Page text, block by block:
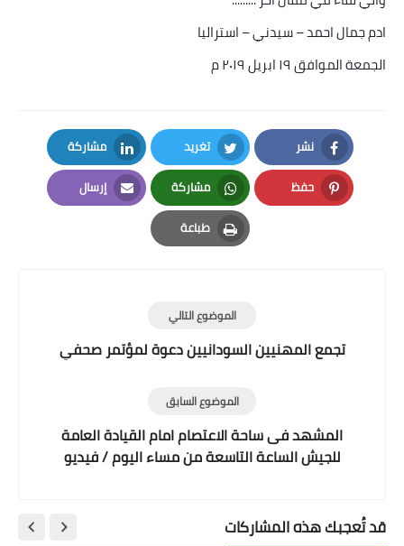
ادم جمال احمد – سيدني – استراليا
الجمعة الموافق ١٩ ابريل ٢٠١٩ م
نشر
Facebook
تغريد
Twitter
مشاركة
LinkedIn
حفظ
Pinterest
مشاركة
Whatsapp
إرسال
Email
طباعة
Print
الموضوع التالي
تجمع المهنيين السودانيين دعوة لمؤتمر صحفي
الموضوع السابق
المشهد فى ساحة الاعتصام امام القيادة العامة
للجيش الساعة التاسعة من مساء اليوم / فيديو
قد تُعجبك هذه المشاركات